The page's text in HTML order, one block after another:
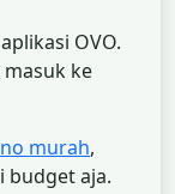
OVO.
ke
murah,
budget aja.